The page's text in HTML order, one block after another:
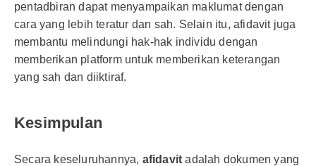
pentadbiran dapat menyampaikan maklumat dengan
cara yang lebih teratur dan sah. Selain itu, afidavit juga
membantu melindungi hak-hak individu dengan
memberikan platform untuk memberikan keterangan
yang sah dan diiktiraf.
Kesimpulan
Secara keseluruhannya, afidavit adalah dokumen yang